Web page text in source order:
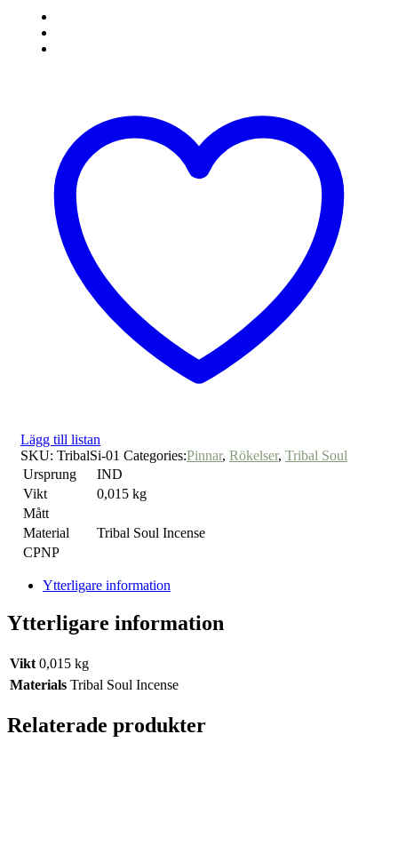
Lägg till listan
SKU: TribalSi-01 Categories:Pinnar, Rökelser, Tribal Soul
Ursprung
IND
Vikt
0,015 kg
Mått
Material
Tribal Soul Incense
CPNP
Ytterligare information
Ytterligare information
Vikt 0,015 kg
Materials Tribal Soul Incense
Relaterade produkter